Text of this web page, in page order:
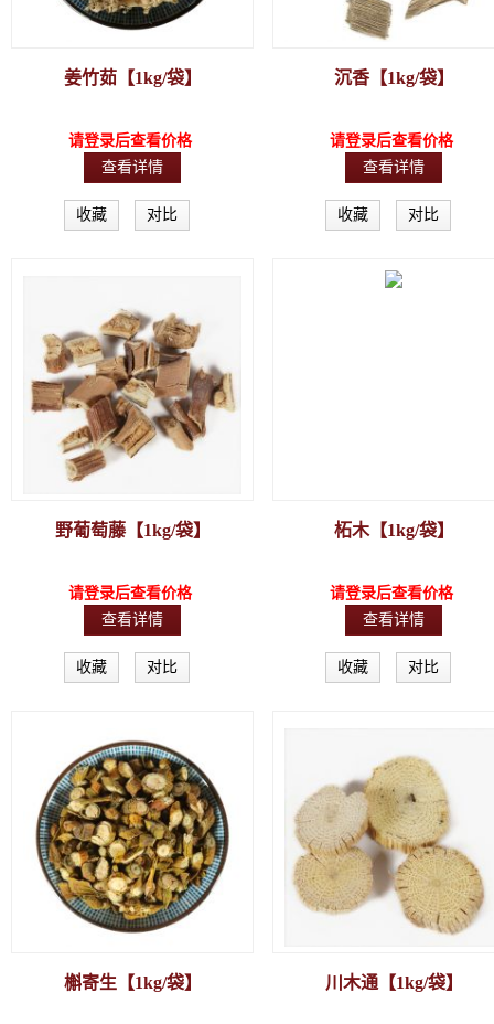
姜竹茹【1kg/袋】
请登录后查看价格
查看详情
收藏 对比
沉香【1kg/袋】
请登录后查看价格
查看详情
收藏 对比
野葡萄藤【1kg/袋】
请登录后查看价格
查看详情
收藏 对比
柘木【1kg/袋】
请登录后查看价格
查看详情
收藏 对比
槲寄生【1kg/袋】 川木通【1kg/袋】